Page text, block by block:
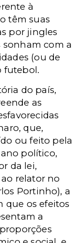
à
têm suas
por jingles
com a
(ou de
futebol.
do país,
as
que,
ou feito pela
político,
da lei,
relator no
Portinho), a
que os efeitos
a